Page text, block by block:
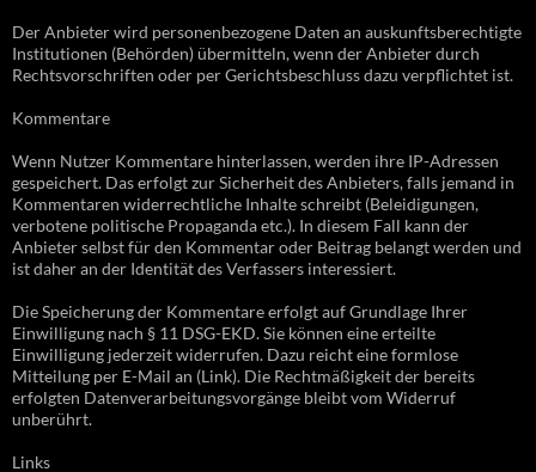
Der Anbieter wird personenbezogene Daten an auskunftsberechtigte
Institutionen (Behörden) übermitteln, wenn der Anbieter durch
Rechtsvorschriften oder per Gerichtsbeschluss dazu verpflichtet ist.
Kommentare
Wenn Nutzer Kommentare hinterlassen, werden ihre IP-Adressen
gespeichert. Das erfolgt zur Sicherheit des Anbieters, falls jemand in
Kommentaren widerrechtliche Inhalte schreibt (Beleidigungen,
verbotene politische Propaganda etc.). In diesem Fall kann der
Anbieter selbst für den Kommentar oder Beitrag belangt werden und
ist daher an der Identität des Verfassers interessiert.
Die Speicherung der Kommentare erfolgt auf Grundlage Ihrer
Einwilligung nach § 11 DSG-EKD. Sie können eine erteilte
Einwilligung jederzeit widerrufen. Dazu reicht eine formlose
Mitteilung per E-Mail an (Link). Die Rechtmäßigkeit der bereits
erfolgten Datenverarbeitungsvorgänge bleibt vom Widerruf
unberührt.
Links